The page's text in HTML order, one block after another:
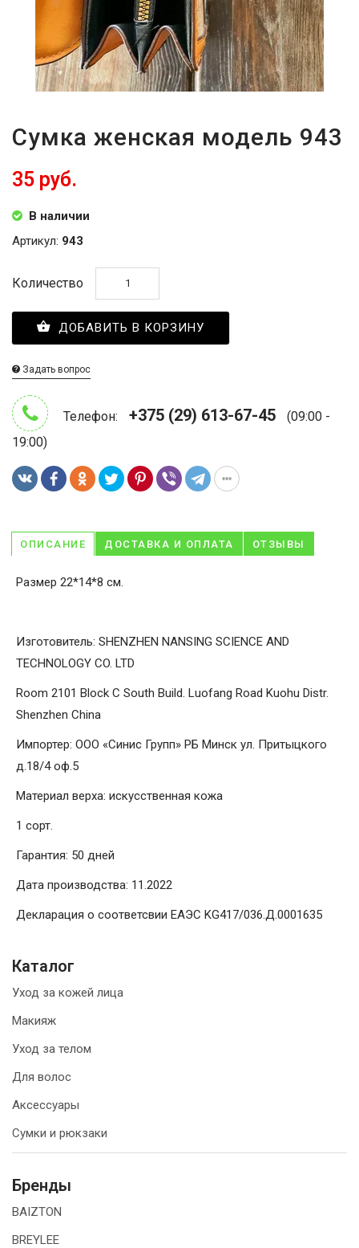
Сумка женская модель 943
35 руб.
В наличии
Артикул: 943
Количество
ДОБАВИТЬ В КОРЗИНУ
Задать вопрос
Телефон: +375 (29) 613-67-45
(09:00 -
19:00)
ОПИСАНИЕ ДОСТАВКА И ОПЛАТА ОТЗЫВЫ
Размер 22*14*8 см.
Изготовитель: SHENZHEN NANSING SCIENCE AND
TECHNOLOGY CO. LTD
Room 2101 Block C South Build. Luofang Road Kuohu Distr.
Shenzhen China
Импортер: ООО «Синис Групп» РБ Минск ул. Притыцкого
д.18/4 оф.5
Материал верха: искусственная кожа
1 сорт.
Гарантия: 50 дней
Дата производства: 11.2022
Декларация о соответсвии ЕАЭС KG417/036.Д.0001635
Каталог
Уход за кожей лица
Макияж
Уход за телом
Для волос
Аксессуары
Сумки и рюкзаки
Бренды
BAIZTON
BREYLEE